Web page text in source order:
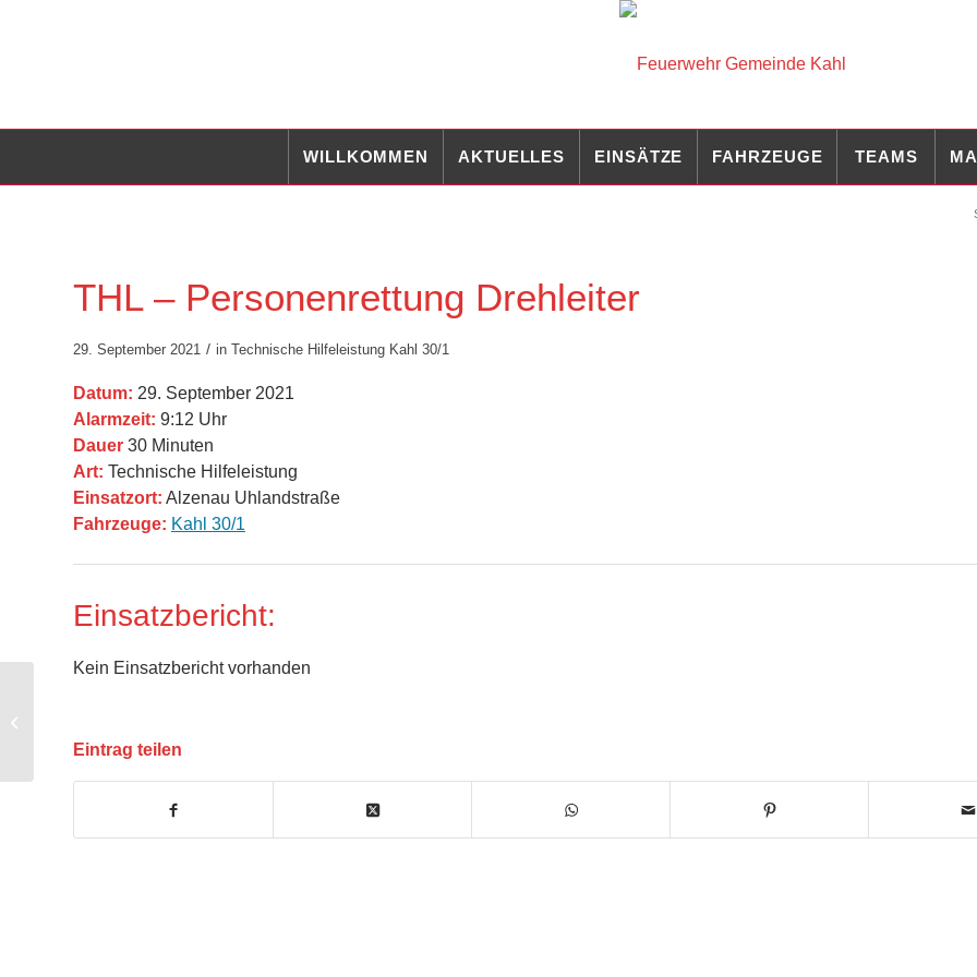
WILLKOMMEN AKTUELLES EINSÄTZE FAHRZEUGE TEAMS
THL – Personenrettung Drehleiter
29. September 2021 / in Technische Hilfeleistung Kahl 30/1
Datum: 29. September 2021
Alarmzeit: 9:12 Uhr
Dauer 30 Minuten
Art: Technische Hilfeleistung
Einsatzort: Alzenau Uhlandstraße
Fahrzeuge: Kahl 30/1
Einsatzbericht:
Kein Einsatzbericht vorhanden
Eintrag teilen